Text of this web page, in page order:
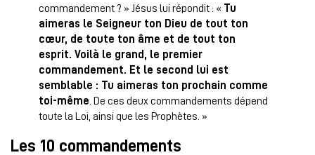
commandement ? » Jésus lui répondit : « Tu
aimeras le Seigneur ton Dieu de tout ton
cœur, de toute ton âme et de tout ton
esprit. Voilà le grand, le premier
commandement. Et le second lui est
semblable : Tu aimeras ton prochain comme
toi-même . De ces deux commandements dépend
toute la Loi, ainsi que les Prophètes. »
Les 10 commandements